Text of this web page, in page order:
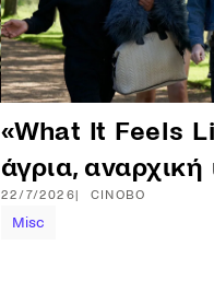
«What It Feels
άγρια, αναρχική
22/7/2026 CINOBO
Misc